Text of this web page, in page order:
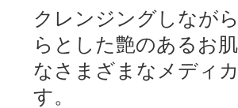
クレンジングしなが
らとした艶のあるお
なさまざまなメディ
す。